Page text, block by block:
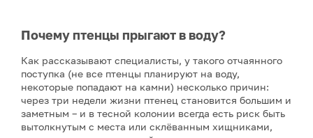
Почему птенцы прыгают в воду?
Как рассказывают специалисты, у такого отчаянного
поступка (не все птенцы планируют на воду,
некоторые попадают на камни) несколько причин:
через три недели жизни птенец становится большим и
заметным – и в тесной колонии всегда есть риск быть
вытолкнутым с места или склёванным хищниками,